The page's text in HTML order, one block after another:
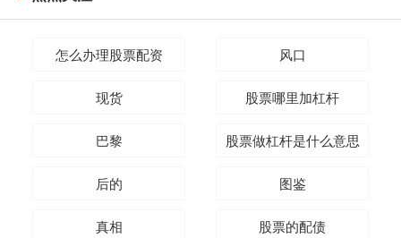
怎么办理股票配资 风口
现货 股票哪里加杠杆
巴黎 股票做杠杆是什么意思
后的 图鉴
真相 股票的配债